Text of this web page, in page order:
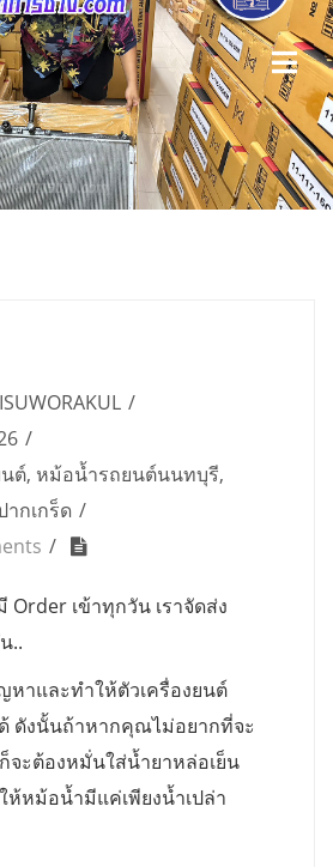
ต์, หม้อน้ำรถยนต์นนทบุรี,
กเกร็ด
เข้าทุกวัน เราจัดส่ง
..
หาและทำให้ตัวเครื่องยนต์
ดังนั้นถ้าหากคุณไม่อยากที่จะ
จะต้องหมั่นใส่น้ำยาหล่อเย็น
ห้หม้อน้ำมีแค่เพียงน้ำเปล่า